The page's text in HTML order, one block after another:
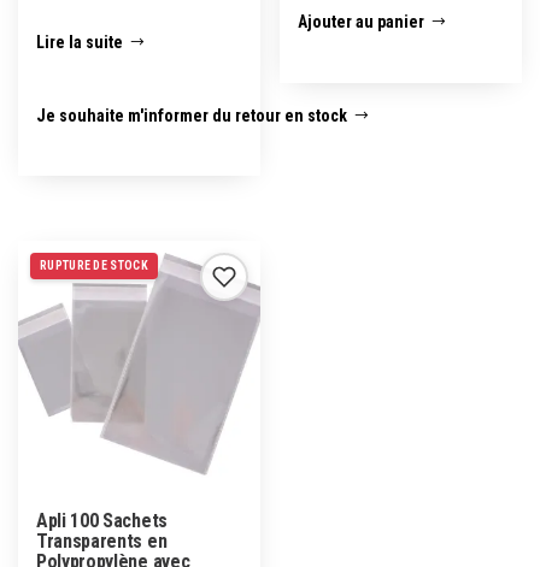
Lire la suite
Je souhaite m'informer du retour en stock
Ajouter au panier
RUPTURE DE STOCK
Apli 100 Sachets
Transparents en
Polypropylène avec